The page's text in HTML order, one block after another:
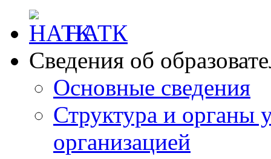
НАТК
Сведения об
Основные сведения
Структура и органы
организацией